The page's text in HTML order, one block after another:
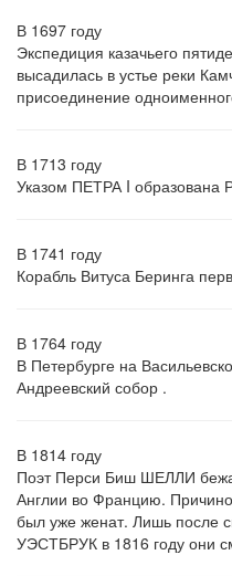
В 1697 году
Экспедиция казачьего
высадилась в устье реки
присоединение
В 1713 году
Указом ПЕТРА I образована
В 1741 году
Корабль Витуса Беринга
В 1764 году
В Петербурге на
Андреевский собор .
В 1814 году
Поэт Перси Биш ШЕЛЛИ
Англии во Францию.
был уже женат. Лишь после
УЭСТБРУК в 1816 году они